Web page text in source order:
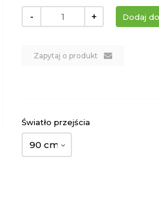
- +
Zapytaj o produkt
Światło przejścia
90 cm